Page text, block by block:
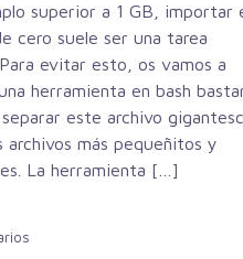
superior a 1 GB, importar
cero suele ser una tarea
evitar esto, os vamos a
herramienta en bash
este archivo
archivos más pequeñitos y
La herramienta […]